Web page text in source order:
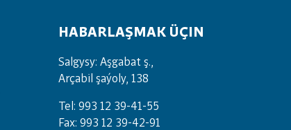
HABARLAŞMAK ÜÇIN
Salgysy: Aşgabat ş.,
Arçabil şaýoly, 138
Tel: 993 12 39-41-55
Fax: 993 12 39-42-91